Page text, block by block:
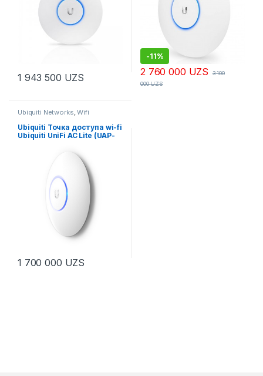
1 943 500 UZS
-11%
2 760 000 UZS
3 100
000UZS
Ubiquiti Networks,Wifi
Ubiquiti Точка доступа wi-fi
Ubiquiti UniFi AC Lite (UAP-
1 700 000 UZS